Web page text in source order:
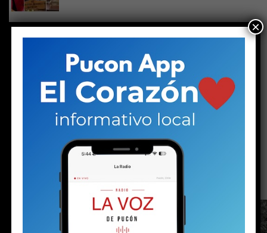
CLICK TO COMMENT
ACTUALIDAD
Luego de la nevada viene el viento:
el invierno no da tregua en Pucón
9 horas atrás
Agosto 8, 2026
×